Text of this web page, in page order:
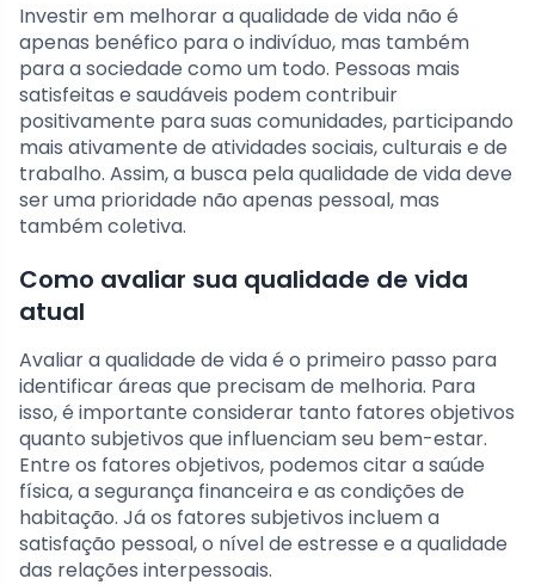
Investir em melhorar a qualidade de vida não é
apenas benéfico para o indivíduo, mas também
para a sociedade como um todo. Pessoas mais
satisfeitas e saudáveis podem contribuir
positivamente para suas comunidades, participando
mais ativamente de atividades sociais, culturais e de
trabalho. Assim, a busca pela qualidade de vida deve
ser uma prioridade não apenas pessoal, mas
também coletiva.
Como avaliar sua qualidade de vida
atual
Avaliar a qualidade de vida é o primeiro passo para
identificar áreas que precisam de melhoria. Para
isso, é importante considerar tanto fatores objetivos
quanto subjetivos que influenciam seu bem-estar.
Entre os fatores objetivos, podemos citar a saúde
física, a segurança financeira e as condições de
habitação. Já os fatores subjetivos incluem a
satisfação pessoal, o nível de estresse e a qualidade
das relações interpessoais.